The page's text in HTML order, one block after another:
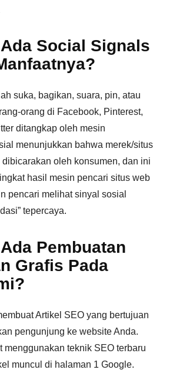
Social Signals
suka, bagikan, suara, pin, atau
orang di Facebook, Pinterest,
ditangkap oleh mesin
menunjukkan bahwa merek/situs
oleh konsumen, dan ini
hasil mesin pencari situs web
pencari melihat sinyal sosial
tepercaya.
Pembuatan
Grafis Pada
Artikel SEO yang bertujuan
pengunjung ke website Anda.
menggunakan teknik SEO terbaru
muncul di halaman 1 Google.